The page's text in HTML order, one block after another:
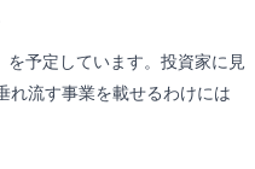
を予定しています。投資家に見
れ流す事業を載せるわけには